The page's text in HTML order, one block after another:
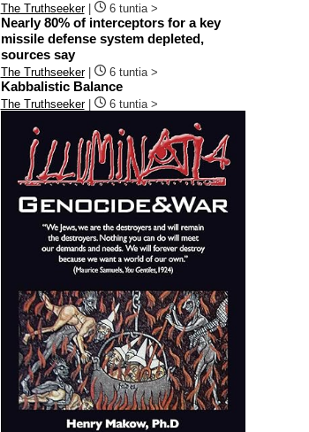
The Truthseeker| 6 tuntia >
Nearly 80% of interceptors for a key
missile defense system depleted,
sources say
The Truthseeker| 6 tuntia >
Kabbalistic Balance
The Truthseeker| 6 tuntia >